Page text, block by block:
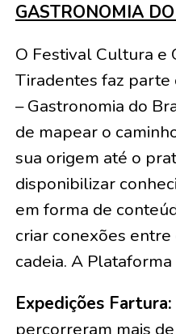
GASTRONOMIA
O Festival Cultura e
Tiradentes faz
– Gastronomia do
de mapear o
sua origem até o
disponibilizar
em forma de
criar conexões
cadeia. A
Expedições Fartura:
percorreram mais